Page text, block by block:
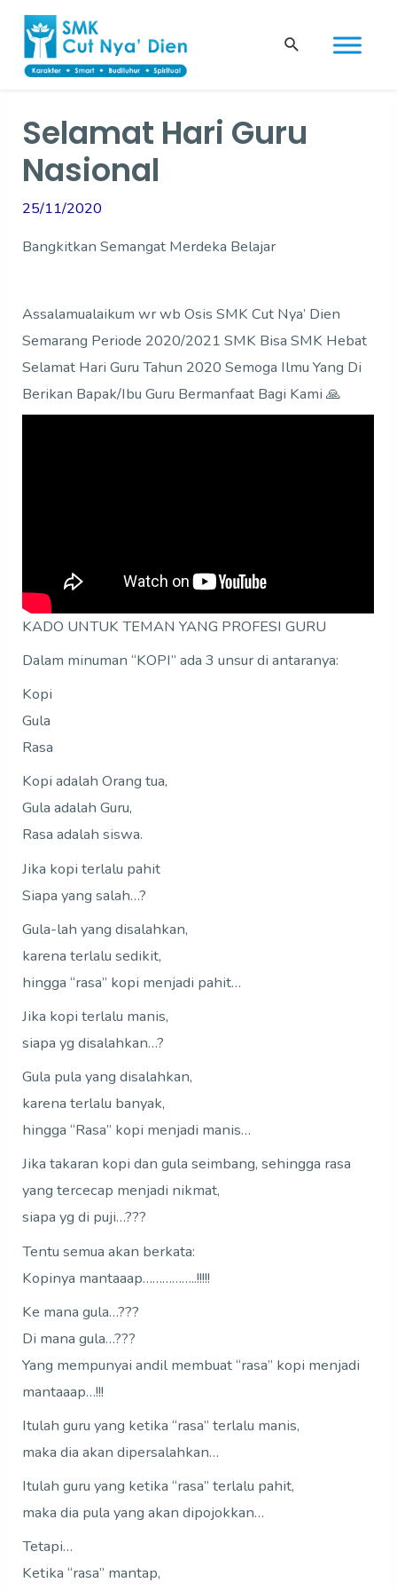
Skip
content
Search
Selamat Hari Guru
Nasional
25/11/2020
Bangkitkan Semangat Merdeka Belajar
Assalamualaikum wr wb Osis SMK Cut Nya’ Dien
Semarang Periode 2020/2021 SMK Bisa SMK Hebat
Selamat Hari Guru Tahun 2020 Semoga Ilmu Yang Di
Berikan Bapak/Ibu Guru Bermanfaat Bagi Kami 🙏
KADO UNTUK TEMAN YANG PROFESI GURU
Dalam minuman “KOPI” ada 3 unsur di antaranya:
Kopi
Gula
Rasa
Kopi adalah Orang tua,
Gula adalah Guru,
Rasa adalah siswa.
Jika kopi terlalu pahit
Siapa yang salah…?
Gula-lah yang disalahkan,
karena terlalu sedikit,
hingga “rasa” kopi menjadi pahit…
Jika kopi terlalu manis,
siapa yg disalahkan…?
Gula pula yang disalahkan,
karena terlalu banyak,
hingga “Rasa” kopi menjadi manis…
Jika takaran kopi dan gula seimbang, sehingga rasa
yang tercecap menjadi nikmat,
siapa yg di puji…???
Tentu semua akan berkata:
Kopinya mantaaap……………..!!!!!
Ke mana gula…???
Di mana gula…???
Yang mempunyai andil membuat “rasa” kopi menjadi
mantaaap…!!!
Itulah guru yang ketika “rasa” terlalu manis,
maka dia akan dipersalahkan…
Itulah guru yang ketika “rasa” terlalu pahit,
maka dia pula yang akan dipojokkan…
Tetapi…
Ketika “rasa” mantap,
Post
navigation